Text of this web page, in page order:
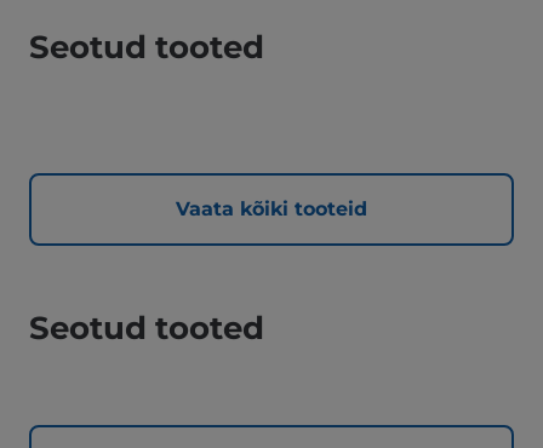
Seotud tooted
Vaata kõiki tooteid
Seotud tooted